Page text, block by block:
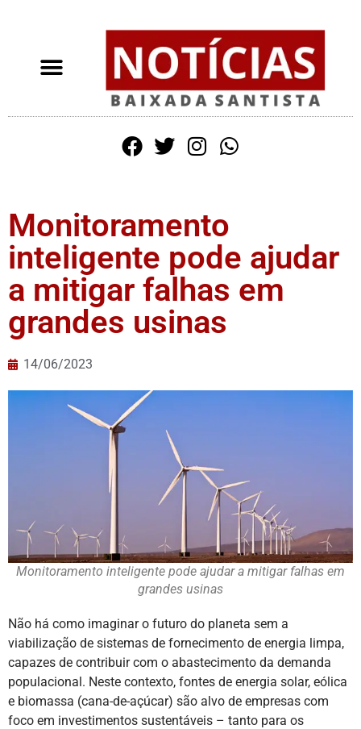
Monitoramento
inteligente pode ajudar
a mitigar falhas em
grandes usinas
14/06/2023
Monitoramento inteligente pode ajudar a mitigar falhas em
grandes usinas
Não há como imaginar o futuro do planeta sem a
viabilização de sistemas de fornecimento de energia limpa,
capazes de contribuir com o abastecimento da demanda
populacional. Neste contexto, fontes de energia solar, eólica
e biomassa (cana-de-açúcar) são alvo de empresas com
foco em investimentos sustentáveis – tanto para os